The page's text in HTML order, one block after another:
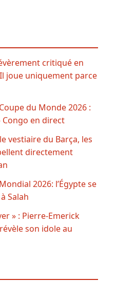
critiqué en
joue uniquement parce
du Monde 2026 :
Congo en direct
vestiaire du Barça, les
directement
2026: l’Égypte se
Salah
» : Pierre-Emerick
son idole au